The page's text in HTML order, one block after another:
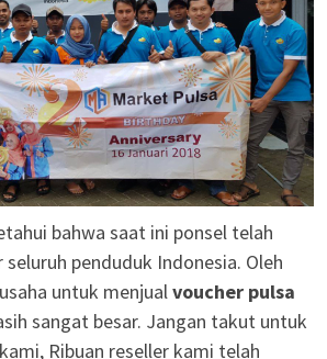
bahwa saat ini ponsel telah
penduduk Indonesia. Oleh
untuk menjualvoucher pulsa
sangat besar. Jangan takut untuk
Ribuan reseller kami telah